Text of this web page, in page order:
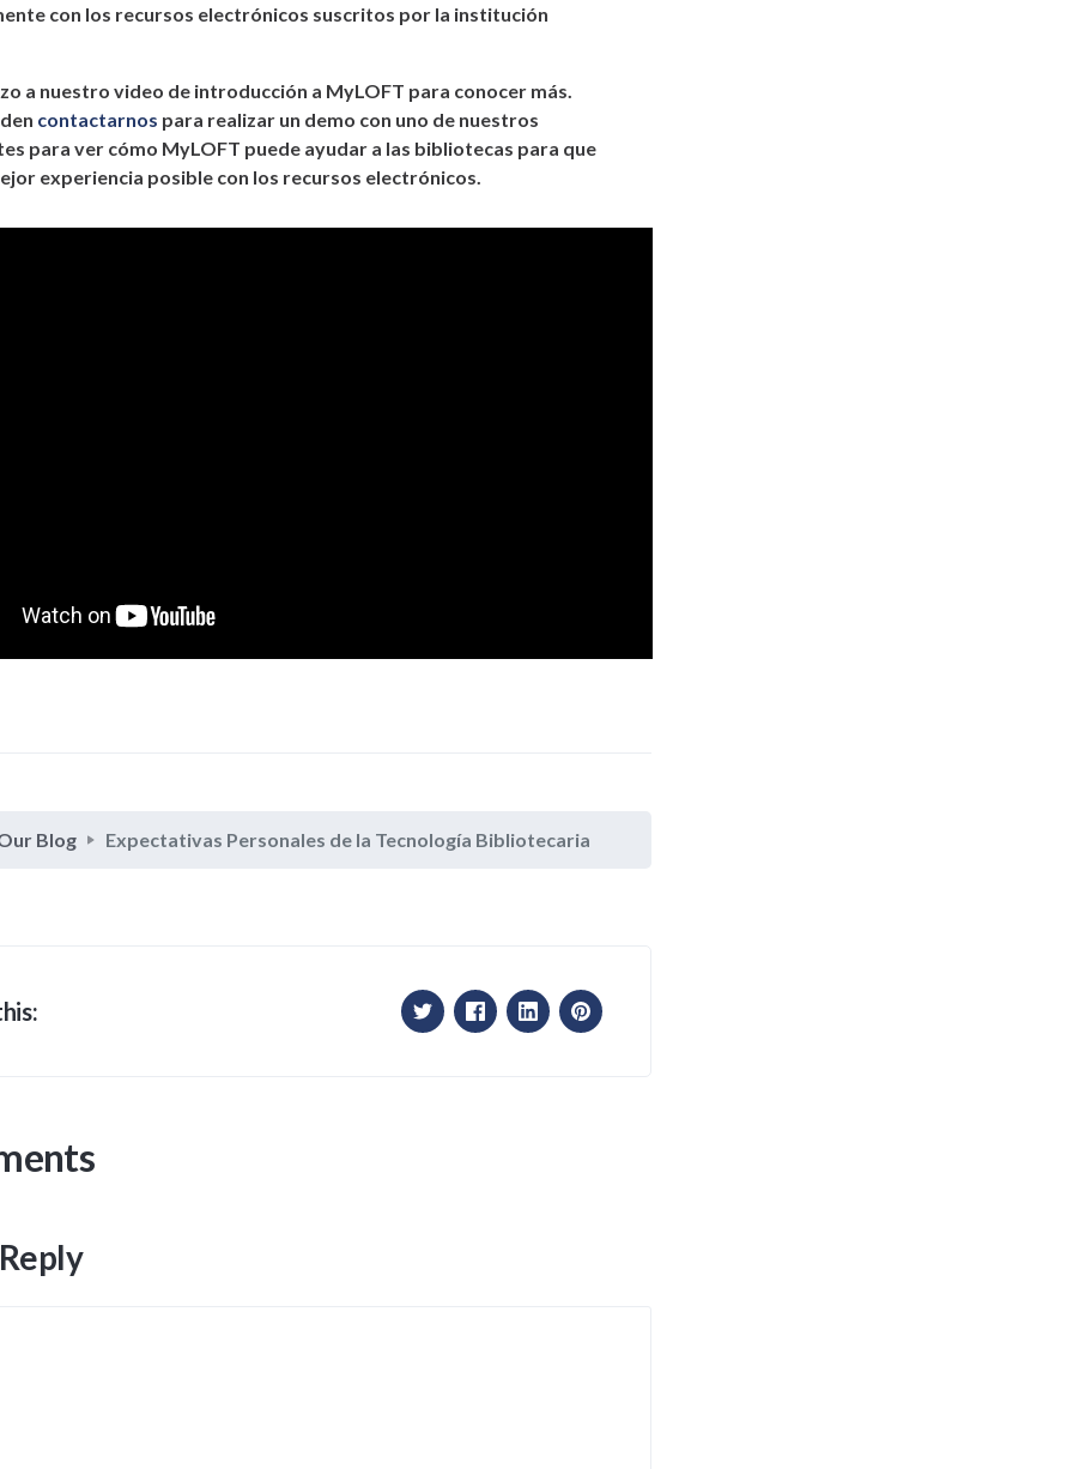
con los recursos electrónicos suscritos por la institución
a nuestro video de introducción a MyLOFT para conocer más.
contactarnos para realizar un demo con uno de nuestros
para ver cómo MyLOFT puede ayudar a las bibliotecas para que
experiencia posible con los recursos electrónicos.
Blog Expectativas Personales de la Tecnología Bibliotecaria